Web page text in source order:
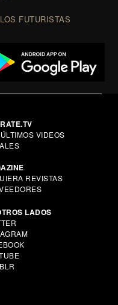
FUTURISTAS
VIDEOS
REVISTAS
LADOS